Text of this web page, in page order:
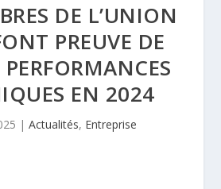
DE L’UNION
PREUVE DE
EN 2024
| Actualités, Entreprise